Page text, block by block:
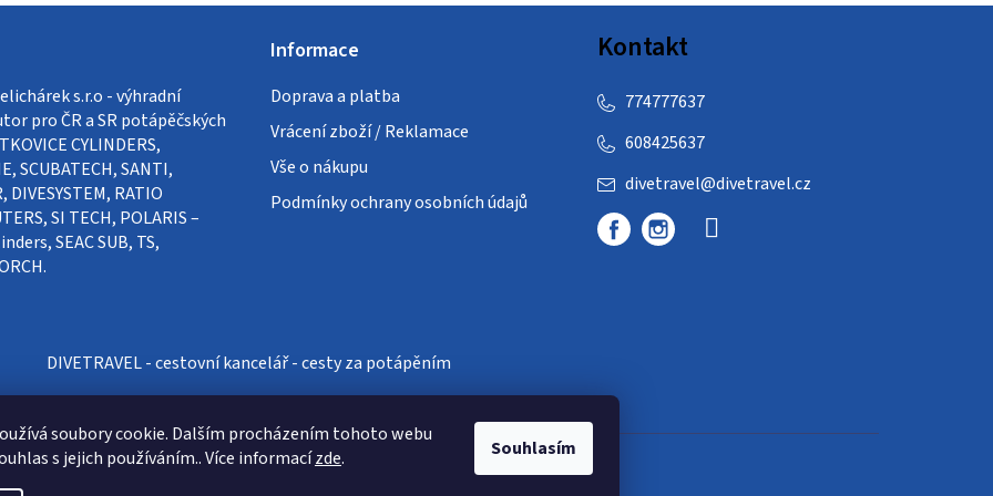
soubory cookie. Dalším procházením tohoto webu
s jejich používáním.. Více informacízde. Souhlasím
s.r.o - výhradní
pro ČR a SR potápěčských
CYLINDERS,
SCUBATECH, SANTI,
DIVESYSTEM, RATIO
SI TECH, POLARIS –
SEAC SUB, TS,
Informace
Doprava a platba
Vrácení zboží / Reklamace
Vše o nákupu
Podmínky ochrany osobních údajů
Kontakt
divetravel@divetravel.cz
608425637
774777637
DIVETRAVEL - cestovní kancelář - cesty za potápěním